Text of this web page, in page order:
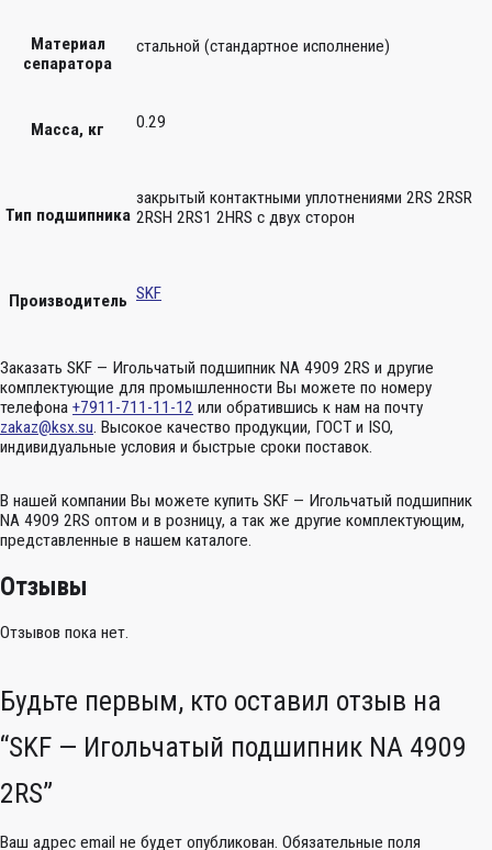
Материал
сепаратора
стальной (стандартное исполнение)
Масса, кг 0.29
Тип подшипника
закрытый контактными уплотнениями 2RS 2RSR
2RSH 2RS1 2HRS с двух сторон
Производитель SKF
Заказать SKF — Игольчатый подшипник NA 4909 2RS и другие
комплектующие для промышленности Вы можете по номеру
телефона +7911-711-11-12 или обратившись к нам на почту
zakaz@ksx.su. Высокое качество продукции, ГОСТ и ISO,
индивидуальные условия и быстрые сроки поставок.
В нашей компании Вы можете купить SKF — Игольчатый подшипник
NA 4909 2RS оптом и в розницу, а так же другие комплектующим,
представленные в нашем каталоге.
Отзывы
Отзывов пока нет.
Будьте первым, кто оставил отзыв на
“SKF — Игольчатый подшипник NA 4909
2RS”
Ваш адрес email не будет опубликован. Обязательные поля